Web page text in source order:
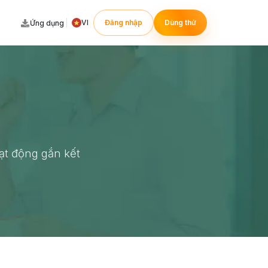
Ứng dụng VI Đăng nhập Dùng thử
động gắn kết